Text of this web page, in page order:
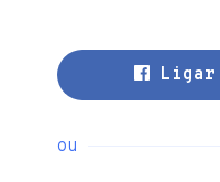
Ligar
ou